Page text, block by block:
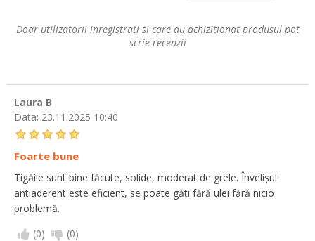
Doar utilizatorii inregistrati si care au achizitionat produsul pot
scrie recenzii
Laura B
Data: 23.11.2025 10:40
Foarte bune
Tigăile sunt bine făcute, solide, moderat de grele. Învelișul
antiaderent este eficient, se poate găti fără ulei fără nicio
problemă.
(0) (0)